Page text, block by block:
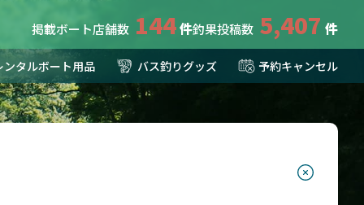
掲載ボート店舗数 144 釣果投稿数 5,407
ンタルボート用品 バス釣りグッズ 予約キャンセル